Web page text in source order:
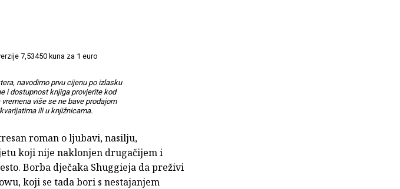
7,53450 kuna za 1 euro
navodimo prvu cijenu po izlasku
i dostupnost knjiga provjerite kod
više se ne bave prodajom
ili u knjižnicama.
roman o ljubavi, nasilju,
koji nije naklonjen drugačijem i
Borba dječaka Shuggieja da preživi
koji se tada bori s nestajanjem